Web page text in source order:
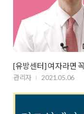
[유방센터] 여자라면
관리자 2021.05.06